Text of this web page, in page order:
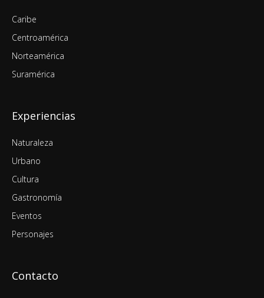
Caribe
Centroamérica
Norteamérica
Suramérica
Experiencias
Naturaleza
Urbano
Cultura
Gastronomía
Eventos
Personajes
Contacto